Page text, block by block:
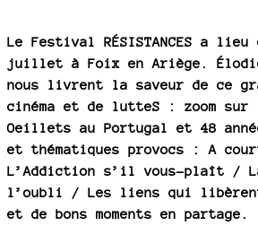
Le Festival RÉSISTANCES a lieu
juillet à Foix en Ariège.
nous livrent la saveur de ce
cinéma et de lutteS : zoom sur
Oeillets au Portugal et 48
et thématiques provocs : A
L’Addiction s’il vous-plaît / La
l’oubli / Les liens qui
et de bons moments en partage.